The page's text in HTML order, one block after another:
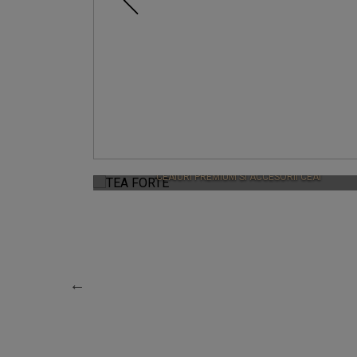
TEA FORTE
CEAIURI PREMIUM SI ACCESORII CEAI